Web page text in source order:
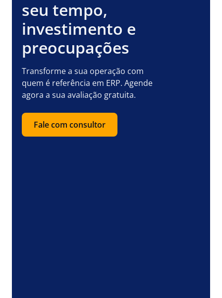
seu tempo,
investimento e
preocupações
Transforme a sua operação com
quem é referência em ERP. Agende
agora a sua avaliação gratuita.
Fale com consultor